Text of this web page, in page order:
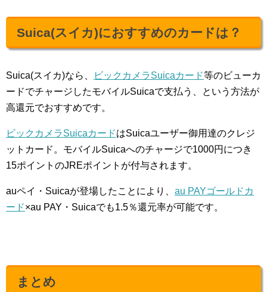
Suica(スイカ)におすすめのカードは？
Suica(スイカ)なら、 ビックカメラSuicaカード等のビューカ
ードでチャージしたモバイルSuicaで支払う、という方法が
高還元でおすすめです。
ビックカメラSuicaカードはSuicaユーザー御用達のクレジ
ットカード。モバイルSuicaへのチャージで1000円につき
15ポイントのJREポイントが付与されます。
auペイ・Suicaが登場したことにより、 au PAYゴールドカ
ード×au PAY・Suicaでも1.5％還元率が可能です。
まとめ